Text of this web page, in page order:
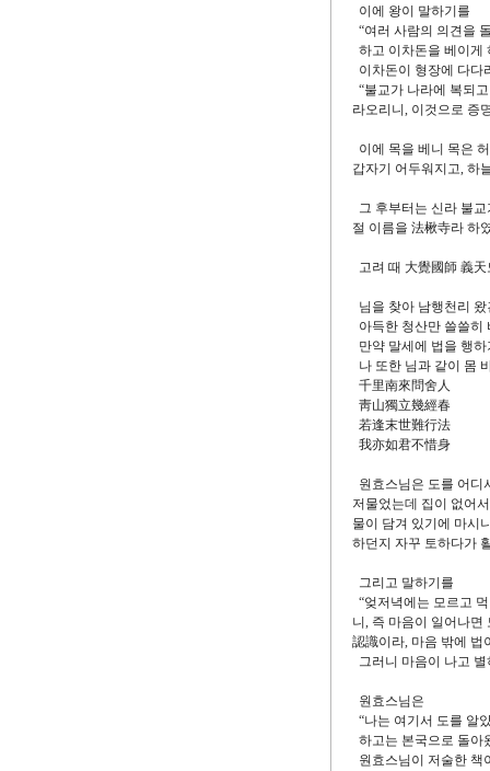
이에 왕이 말하기를
“여러 사람의 의견을
하고 이차돈을 베이게
이차돈이 형장에 다다
“불교가 나라에 복되
라오리니, 이것으로 증
이에 목을 베니 목은
갑자기 어두워지고, 하
그 후부터는 신라 불
절 이름을 法楸寺라 하
고려 때 大覺國師 義
님을 찾아 남행천리 왔
아득한 청산만 쓸쓸히
만약 말세에 법을 행
나 또한 님과 같이 몸
千里南來問舍人
靑山獨立幾經春
若逢末世難行法
我亦如君不惜身
원효스님은 도를 어디
저물었는데 집이 없어
물이 담겨 있기에 마시
하던지 자꾸 토하다가
그리고 말하기를
“엊저녁에는 모르고
니, 즉 마음이 일어나면
認識이라, 마음 밖에 법
그러니 마음이 나고
원효스님은
“나는 여기서 도를 알
하고는 본국으로 돌아
원효스님이 저술한 책